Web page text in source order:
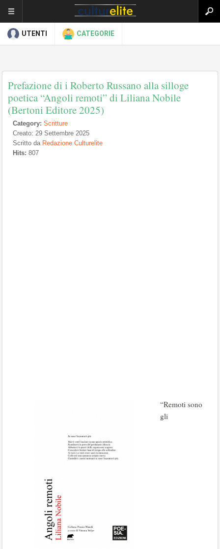
UTENTI CATEGORIE
Prefazione di i Roberto Russano alla silloge
poetica “Angoli remoti” di Liliana Nobile
(Bertoni Editore 2025)
Category: Scritture
Creato: 29 Settembre 2025
Scritto da Redazione Culturelite
Hits: 807
“Remoti sono
gli